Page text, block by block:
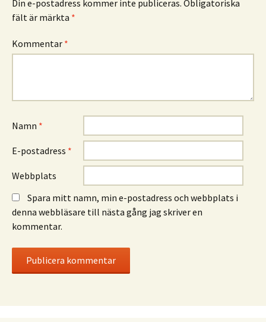
Din e-postadress kommer inte publiceras. Obligatoriska
fält är märkta *
Kommentar *
Namn *
E-postadress *
Webbplats
Spara mitt namn, min e-postadress och webbplats i
denna webbläsare till nästa gång jag skriver en
kommentar.